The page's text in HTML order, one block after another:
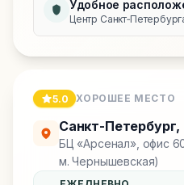
Удобное
Центр
5.0 ХОРОШЕЕ МЕСТО
Санкт-Петербург,
БЦ «Арсенал», офис
м. Чернышевская)